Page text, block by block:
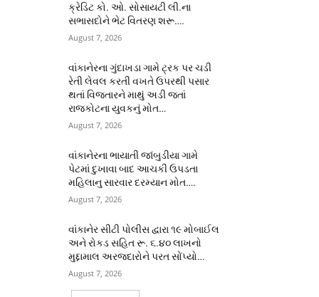
ક્રેડિટ કો. ઓ. સોસાયટી લી.ના
સભાસદોને ભેટ વિતરણ શરૂ….
August 7, 2026
વાંકાનેરના ગુંદાખડા ગામે ટ્રક પર ચડી
રેતી લેવલ કરતી વખતે ઉપરથી પસાર
થતાં વિજતારને માથું અડી જતાં
રાજકોટના યુવકનું મોત…
August 7, 2026
વાંકાનેરના ભાયાતી જાંબુડીયા ગામે
પેટમાં દુખાવા બાદ આચકી ઉપડતા
મહિલાનુ સારવાર દરમ્યાન મોત….
August 7, 2026
વાંકાનેર સીટી પોલીસ દ્વારા ૧૯ મોબાઈલ
અને રોકડ સહિત રૂ. ૬.૪૦ લાખનો
મુદ્દામાલ અરજદારોને પરત સોંપ્યો…
August 7, 2026